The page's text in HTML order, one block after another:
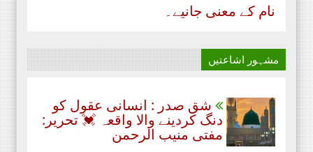
نام‌ کے معنی جانیے۔
مشہور اشاعتیں
شق صدر : انسانی عقول کو
دنگ کردینے والا واقعہ 💓 تحریر:
مفتی منیب الرحمن